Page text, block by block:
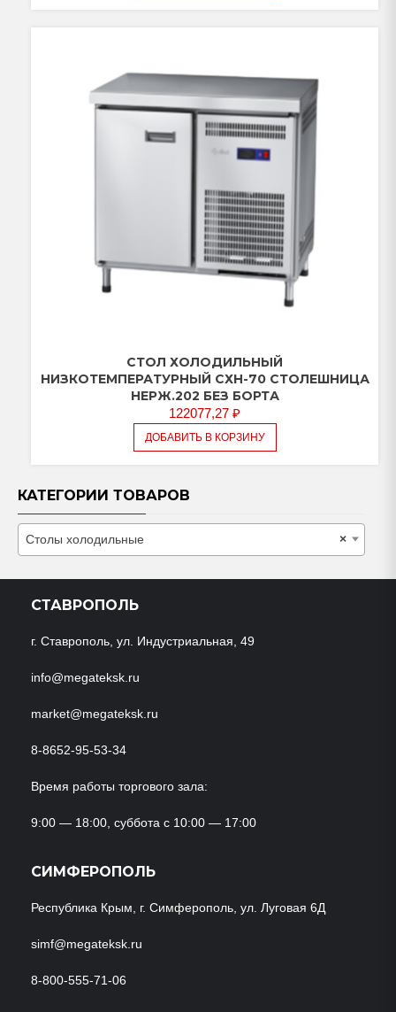
СТОЛ ХОЛОДИЛЬНЫЙ
НИЗКОТЕМПЕРАТУРНЫЙ СХН-70 СТОЛЕШНИЦА
НЕРЖ.202 БЕЗ БОРТА
122077,27 ₽
ДОБАВИТЬ В КОРЗИНУ
КАТЕГОРИИ ТОВАРОВ
×
Столы холодильные
СТАВРОПОЛЬ
г. Ставрополь, ул. Индустриальная, 49
info@megateksk.ru
market@megateksk.ru
8-8652-95-53-34
Время работы торгового зала:
9:00 — 18:00, суббота с 10:00 — 17:00
СИМФЕРОПОЛЬ
Республика Крым, г. Симферополь, ул. Луговая 6Д
simf@megateksk.ru
8-800-555-71-06